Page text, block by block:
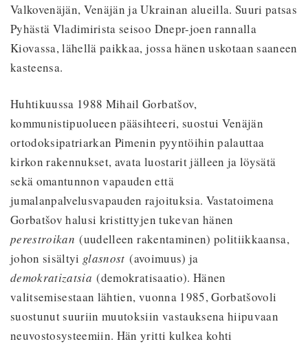
Valkovenäjän, Venäjän ja Ukrainan alueilla. Suuri patsas
Pyhästä Vladimirista seisoo Dnepr-joen rannalla
Kiovassa, lähellä paikkaa, jossa hänen uskotaan saaneen
kasteensa.
Huhtikuussa 1988 Mihail Gorbatšov,
kommunistipuolueen pääsihteeri, suostui Venäjän
ortodoksipatriarkan Pimenin pyyntöihin palauttaa
kirkon rakennukset, avata luostarit jälleen ja löysätä
sekä omantunnon vapauden että
jumalanpalvelusvapauden rajoituksia. Vastatoimena
Gorbatšov halusi kristittyjen tukevan hänen
perestroikan(uudelleen rakentaminen) politiikkaansa,
johon sisältyi glasnost(avoimuus) ja
demokratizatsia(demokratisaatio). Hänen
valitsemisestaan lähtien, vuonna 1985, Gorbatšovoli
suostunut suuriin muutoksiin vastauksena hiipuvaan
neuvostosysteemiin. Hän yritti kulkea kohti